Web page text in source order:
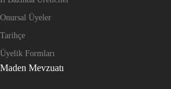
Onursal Üyeler
Tarihçe
Üyelik Formları
Maden Mevzuatı